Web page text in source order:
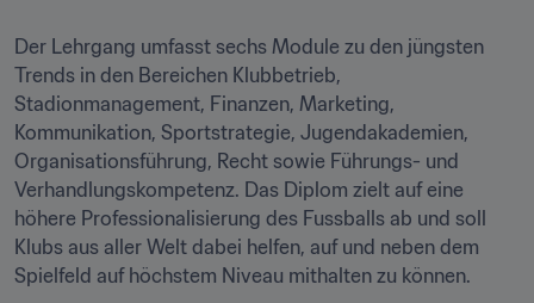
Der Lehrgang umfasst sechs Module zu den jüngsten
Trends in den Bereichen Klubbetrieb,
Stadionmanagement, Finanzen, Marketing,
Kommunikation, Sportstrategie, Jugendakademien,
Organisationsführung, Recht sowie Führungs- und
Verhandlungskompetenz. Das Diplom zielt auf eine
höhere Professionalisierung des Fussballs ab und soll
Klubs aus aller Welt dabei helfen, auf und neben dem
Spielfeld auf höchstem Niveau mithalten zu können.